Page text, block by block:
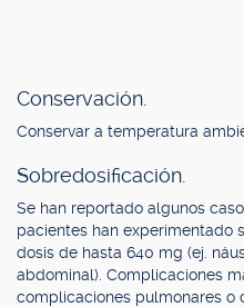
Conservación.
Conservar a temperatura
Sobredosificación.
Se han reportado algunos
pacientes han experimentado
dosis de hasta 640 mg (ej.
abdominal). Complicaciones
complicaciones pulmonares o